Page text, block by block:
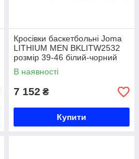
Кросівки баскетбольні Joma
LITHIUM MEN BKLITW2532
розмір 39-46 білий-чорний
Код BKLITW2532
В наявності
7 152 ₴
Купити